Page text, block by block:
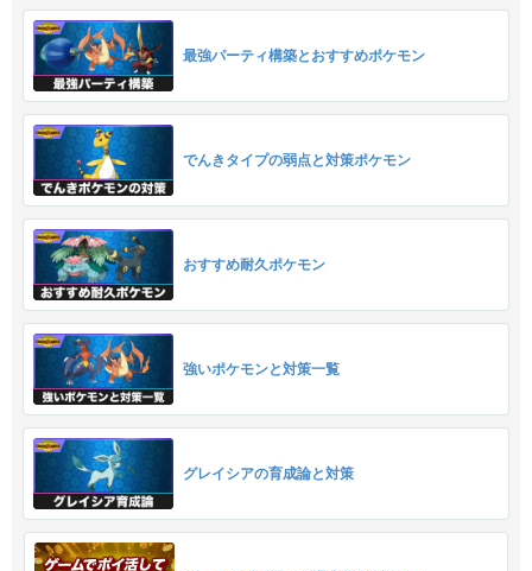
最強パーティ構築とおすすめポケモン
でんきタイプの弱点と対策ポケモン
おすすめ耐久ポケモン
強いポケモンと対策一覧
グレイシアの育成論と対策